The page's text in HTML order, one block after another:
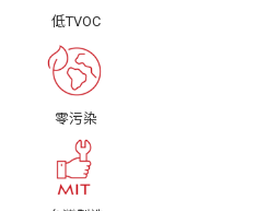
低TVOC
零污染